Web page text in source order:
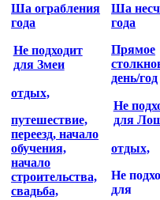
Ша ограбления
года
Не подходит
для Змеи
отдых,
путешествие,
переезд, начало
обучения,
начало
строительства,
свадьба,
Ша
года
Прямое
день/год
Не
для
отдых,
Не
для